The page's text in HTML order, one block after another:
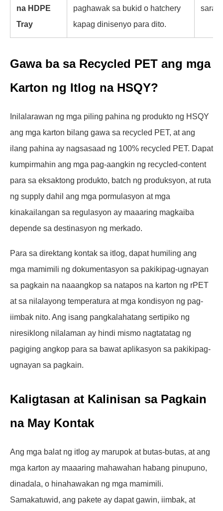
na HDPE
Tray
paghawak sa bukid o hatchery
kapag dinisenyo para dito.
Gawa ba sa Recycled PET ang mga
Karton ng Itlog na HSQY?
Inilalarawan ng mga piling pahina ng produkto ng HSQY
ang mga karton bilang gawa sa recycled PET, at ang
ilang pahina ay nagsasaad ng 100% recycled PET. Dapat
kumpirmahin ang mga pag-aangkin ng recycled-content
para sa eksaktong produkto, batch ng produksyon, at ruta
ng supply dahil ang mga pormulasyon at mga
kinakailangan sa regulasyon ay maaaring magkaiba
depende sa destinasyon ng merkado.
Para sa direktang kontak sa itlog, dapat humiling ang
mga mamimili ng dokumentasyon sa pakikipag-ugnayan
sa pagkain na naaangkop sa natapos na karton ng rPET
at sa nilalayong temperatura at mga kondisyon ng pag-
iimbak nito. Ang isang pangkalahatang sertipiko ng
niresiklong nilalaman ay hindi mismo nagtatatag ng
pagiging angkop para sa bawat aplikasyon sa pakikipag-
ugnayan sa pagkain.
Kaligtasan at Kalinisan sa Pagkain
na May Kontak
Ang mga balat ng itlog ay marupok at butas-butas, at ang
mga karton ay maaaring mahawahan habang pinupuno,
dinadala, o hinahawakan ng mga mamimili.
Samakatuwid, ang pakete ay dapat gawin, iimbak, at